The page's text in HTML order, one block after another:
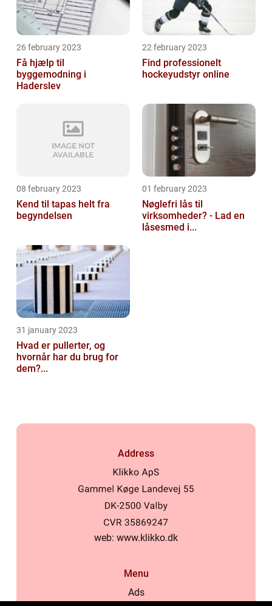
26 february 2023
Få hjælp til
byggemodning i
Haderslev
22 february 2023
Find professionelt
hockeyudstyr online
08 february 2023
Kend til tapas helt fra
begyndelsen
01 february 2023
Nøglefri lås til
virksomheder? - Lad en
låsesmed i...
31 january 2023
Hvad er pullerter, og
hvornår har du brug for
dem?...
Address
web: www.klikko.dk
Menu
Ads